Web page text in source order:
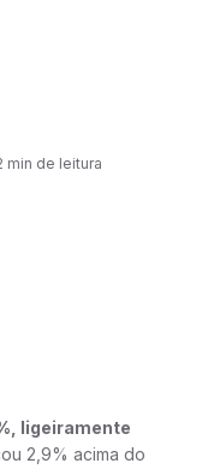
min de leitura
ligeiramente
2,9% acima do